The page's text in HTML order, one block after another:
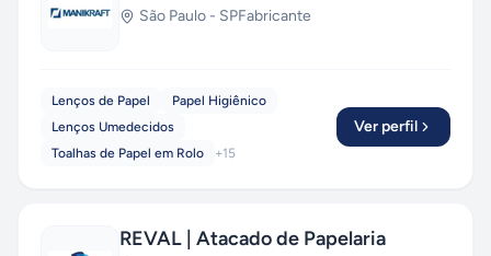
São Paulo - SPFabricante
Lenços de Papel
Papel Higiênico
Lenços Umedecidos
Toalhas de Papel em Rolo
+15
Ver perfil
REVAL | Atacado de Papelaria